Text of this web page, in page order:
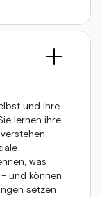
und ihre
lernen ihre
was
und können
setzen